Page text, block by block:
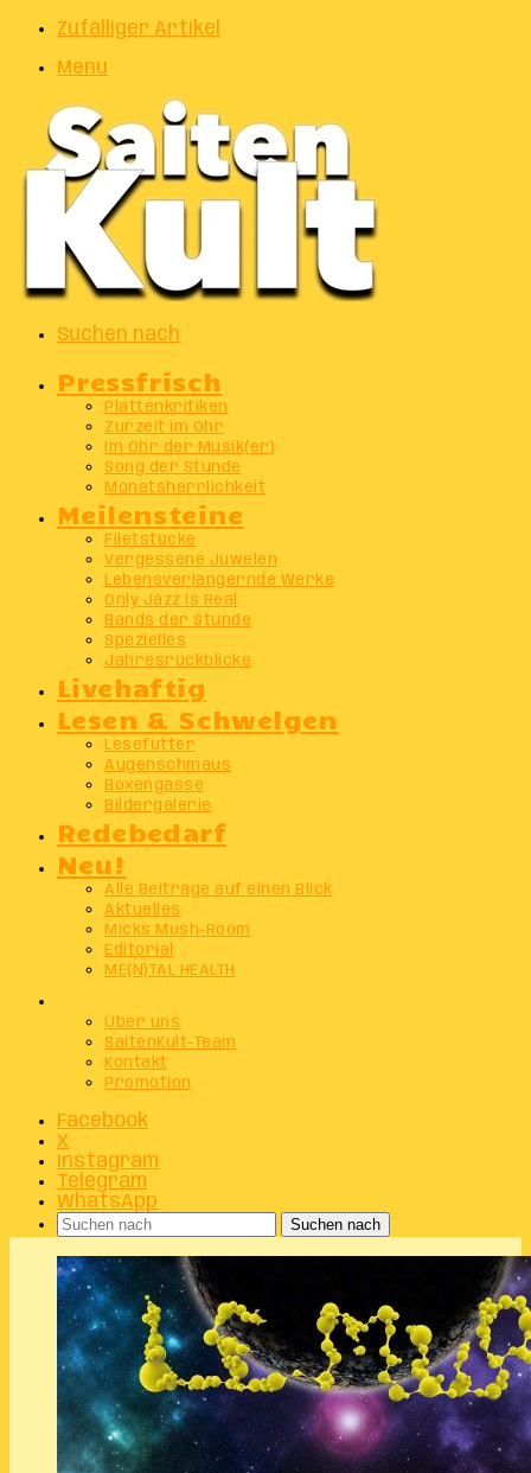
Zufälliger Artikel
Menu
Suchen nach
Pressfrisch
Plattenkritiken
Zurzeit im Ohr
Im Ohr der Musik(er)
Song der Stunde
Monatsherrlichkeit
Meilensteine
Filetstücke
Vergessene Juwelen
Lebensverlängernde Werke
Only Jazz Is Real
Bands der Stunde
Spezielles
Jahresrückblicke
Livehaftig
Lesen & Schwelgen
Lesefutter
Augenschmaus
Boxengasse
Bildergalerie
Redebedarf
Neu!
Alle Beiträge auf einen Blick
Aktuelles
Micks Mush-Room
Editorial
ME(N)TAL HEALTH
Über uns
SaitenKult-Team
Kontakt
Promotion
Facebook
X
Instagram
Telegram
WhatsApp
Suchen nach